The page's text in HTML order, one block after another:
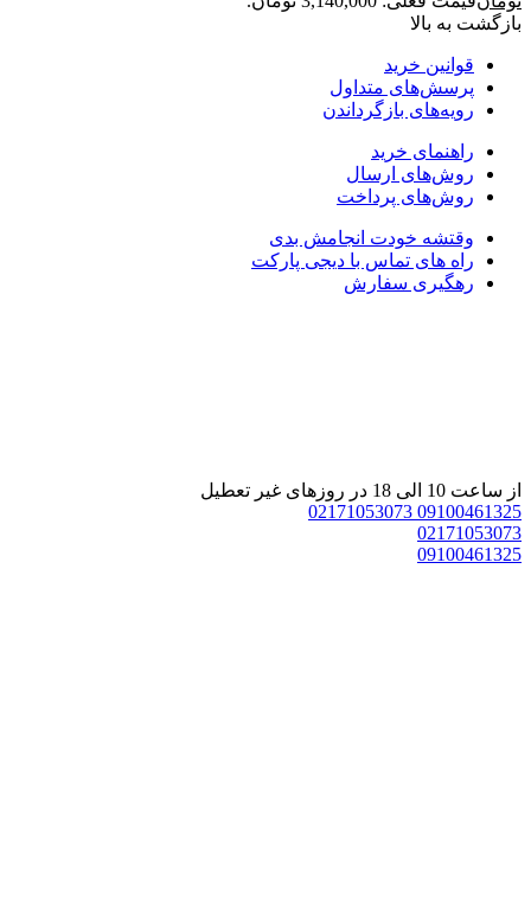
به بالا
قوانین خرید
پرسش‌های متداول
رویه‌های بازگرداندن
راهنمای خرید
روش‌های ارسال
روش‌های پرداخت
وقتشه خودت انجامش بدی
راه های تماس با دیجی پارکت
رهگیری سفارش
ساعت 10 الی 18 در روزهای غیر تعطیل
02171053073